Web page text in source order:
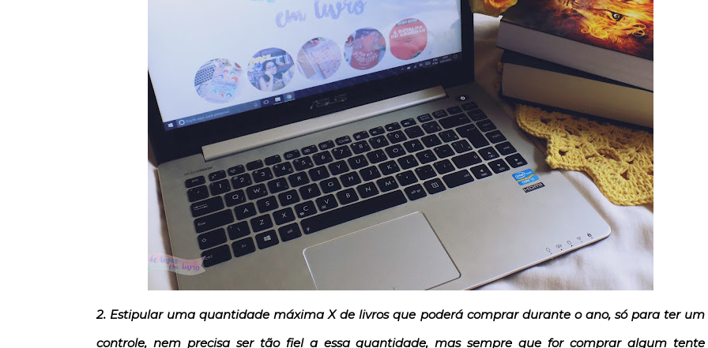
2. Estipular uma quantidade máxima X de livros que poderá comprar durante o ano, só para ter um
controle, nem precisa ser tão fiel a essa quantidade, mas sempre que for comprar algum tente